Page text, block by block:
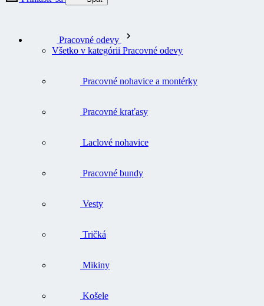
Pracovné odevy
Všetko v kategórii Pracovné odevy
Pracovné nohavice a montérky
Pracovné kraťasy
Laclové nohavice
Pracovné bundy
Vesty
Tričká
Mikiny
Košele